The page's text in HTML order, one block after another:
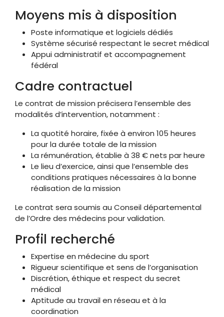
Moyens mis à disposition
Poste informatique et logiciels dédiés
Système sécurisé respectant le secret médical
Appui administratif et accompagnement
fédéral
Cadre contractuel
Le contrat de mission précisera l’ensemble des
modalités d’intervention, notamment :
La quotité horaire, fixée à environ 105 heures
pour la durée totale de la mission
La rémunération, établie à 38 € nets par heure
Le lieu d’exercice, ainsi que l’ensemble des
conditions pratiques nécessaires à la bonne
réalisation de la mission
Le contrat sera soumis au Conseil départemental
de l’Ordre des médecins pour validation.
Profil recherché
Expertise en médecine du sport
Rigueur scientifique et sens de l’organisation
Discrétion, éthique et respect du secret
médical
Aptitude au travail en réseau et à la
coordination